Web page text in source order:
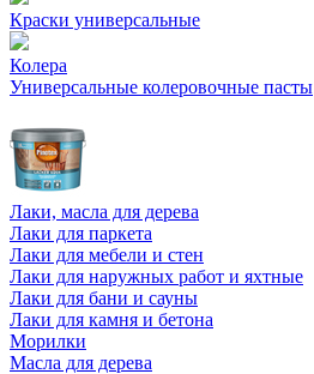
Краски универсальные
Колера
Универсальные колеровочные пасты
Лаки, масла для дерева
Лаки для паркета
Лаки для мебели и стен
Лаки для наружных работ и яхтные
Лаки для бани и сауны
Лаки для камня и бетона
Морилки
Масла для дерева